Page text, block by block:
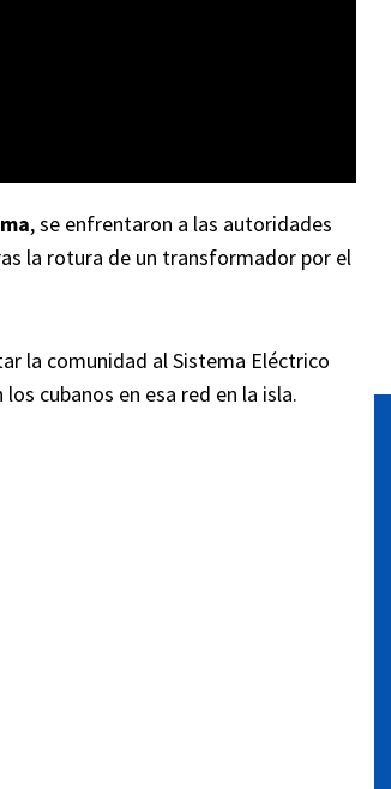
, se enfrentaron a las autoridades
la rotura de un transformador por el
la comunidad al Sistema Eléctrico
cubanos en esa red en la isla.